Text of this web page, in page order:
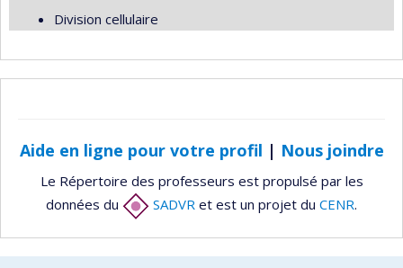
Division cellulaire
Aide en ligne pour votre profil | Nous joindre
Le Répertoire des professeurs est propulsé par les
données du
SADVR et est un projet du CENR.